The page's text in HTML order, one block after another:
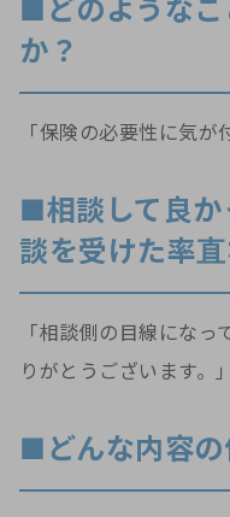
■どのような
か？
「保険の必要性に気が
■相談して良か
談を受けた率
「相談側の目線にな
りがとうございます。」
■どんな内容の